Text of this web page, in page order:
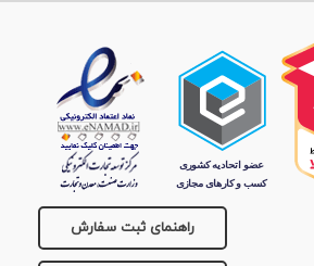
راهنمای ثبت سفارش